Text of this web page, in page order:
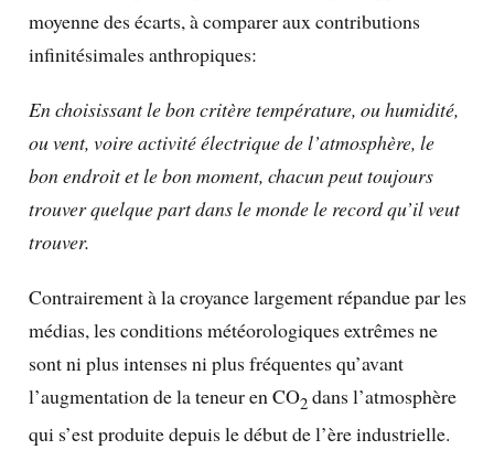
moyenne des écarts, à comparer aux contributions
infinitésimales anthropiques:
En choisissant le bon critère température, ou humidité,
ou vent, voire activité électrique de l’atmosphère, le
bon endroit et le bon moment, chacun peut toujours
trouver quelque part dans le monde le record qu’il veut
trouver.
Contrairement à la croyance largement répandue par les
médias, les conditions météorologiques extrêmes ne
sont ni plus intenses ni plus fréquentes qu’avant
l’augmentation de la teneur en CO2 dans l’atmosphère
qui s’est produite depuis le début de l’ère industrielle.